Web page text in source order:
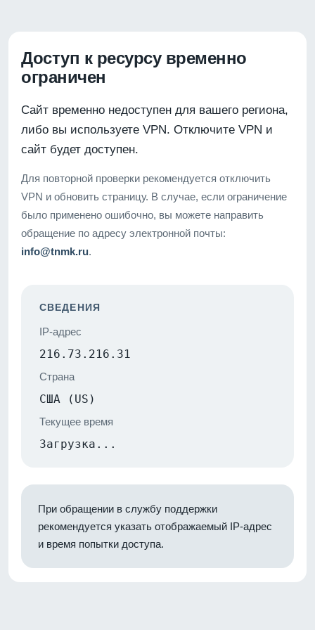
Доступ к ресурсу временно
ограничен
Сайт временно недоступен для вашего региона,
либо вы используете VPN. Отключите VPN и
сайт будет доступен.
Для повторной проверки рекомендуется отключить
VPN и обновить страницу. В случае, если ограничение
было применено ошибочно, вы можете направить
обращение по адресу электронной почты:
info@tnmk.ru.
СВЕДЕНИЯ
IP-адрес
216.73.216.31
Страна
США (US)
Текущее время
Загрузка...
При обращении в службу поддержки
рекомендуется указать отображаемый IP-адрес
и время попытки доступа.